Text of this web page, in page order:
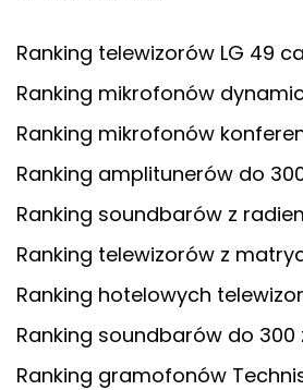
Ranking telewizorów LG 49
Ranking mikrofonów
Ranking mikrofonów
Ranking amplitunerów do
Ranking soundbarów z
Ranking telewizorów z
Ranking hotelowych
Ranking soundbarów do 300
Ranking gramofonów